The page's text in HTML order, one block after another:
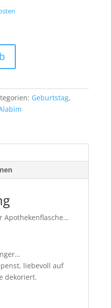
Geburtstag,
Apothekenflasche…
liebevoll auf
dekoriert.